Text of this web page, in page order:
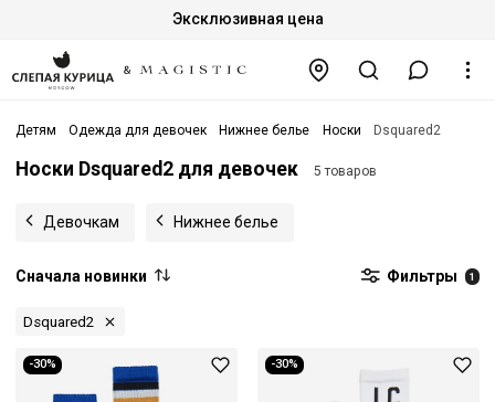
Эксклюзивная цена
Детям Одежда для девочек Нижнее белье Носки Dsquared2
Носки Dsquared2 для девочек 5 товаров
Девочкам Нижнее белье
Сначала новинки Фильтры 1
Dsquared2
-30% -30%